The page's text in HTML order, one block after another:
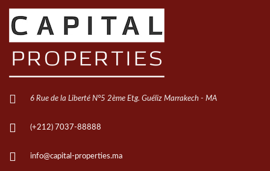
6 Rue de la Liberté N°5 2ème Etg. Guéliz Marrakech - MA
(+212) 7037-88888
info@capital-properties.ma